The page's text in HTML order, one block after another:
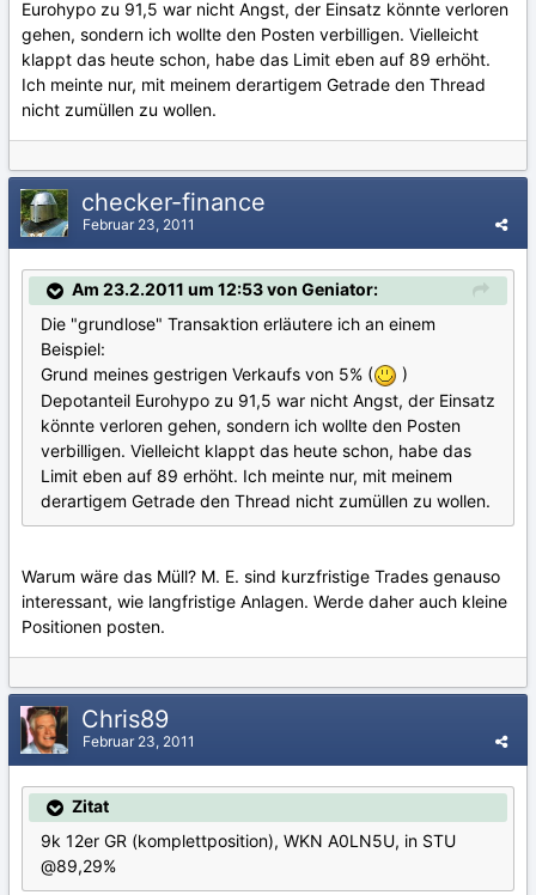
Eurohypo zu 91,5 war nicht Angst, der Einsatz könnte verloren
gehen, sondern ich wollte den Posten verbilligen. Vielleicht
klappt das heute schon, habe das Limit eben auf 89 erhöht.
Ich meinte nur, mit meinem derartigem Getrade den Thread
nicht zumüllen zu wollen.
checker-finance
Februar 23, 2011
Am 23.2.2011 um 12:53 von Geniator:
Die "grundlose" Transaktion erläutere ich an einem
Beispiel:
Grund meines gestrigen Verkaufs von 5% (
)
Depotanteil Eurohypo zu 91,5 war nicht Angst, der Einsatz
könnte verloren gehen, sondern ich wollte den Posten
verbilligen. Vielleicht klappt das heute schon, habe das
Limit eben auf 89 erhöht. Ich meinte nur, mit meinem
derartigem Getrade den Thread nicht zumüllen zu wollen.
Warum wäre das Müll? M. E. sind kurzfristige Trades genauso
interessant, wie langfristige Anlagen. Werde daher auch kleine
Positionen posten.
Chris89
Februar 23, 2011
Zitat
9k 12er GR (komplettposition), WKN A0LN5U, in STU
@89,29%